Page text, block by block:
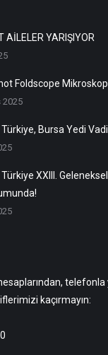
AİLELER YARIŞIYOR
Foldscope Mikroskop
2025
Bursa Yedi Vadi
XXIII.
kaçırmayın: